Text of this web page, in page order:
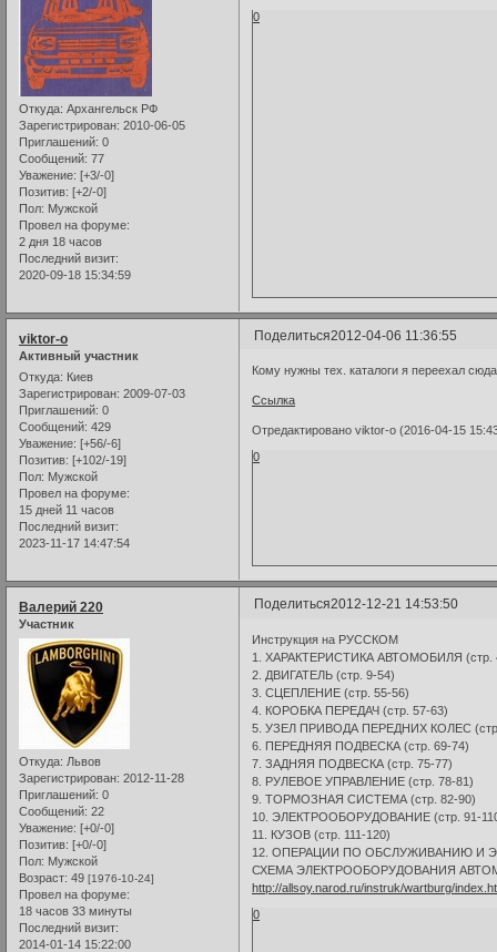
Откуда: Архангельск РФ
Зарегистрирован: 2010-06-05
Приглашений: 0
Сообщений: 77
Уважение: [+3/-0]
Позитив: [+2/-0]
Пол: Мужской
Провел на форуме:
2 дня 18 часов
Последний визит:
2020-09-18 15:34:59
0
Поделиться2012-04-06 11:36:55
viktor-o
Активный участник
Откуда: Киев
Зарегистрирован: 2009-07-03
Приглашений: 0
Сообщений: 429
Уважение: [+56/-6]
Позитив: [+102/-19]
Пол: Мужской
Провел на форуме:
15 дней 11 часов
Последний визит:
2023-11-17 14:47:54
Кому нужны тех. каталоги я переехал сюда
Ссылка
Отредактировано viktor-o (2016-04-15
0
Поделиться2012-12-21 14:53:50
Валерий 220
Участник
Откуда: Львов
Зарегистрирован: 2012-11-28
Приглашений: 0
Сообщений: 22
Уважение: [+0/-0]
Позитив: [+0/-0]
Пол: Мужской
Возраст: 49 [1976-10-24]
Провел на форуме:
18 часов 33 минуты
Последний визит:
2014-01-14 15:22:00
Инструкция на РУССКОМ
1. ХАРАКТЕРИСТИКА АВТОМОБИЛЯ (стр.
2. ДВИГАТЕЛЬ (стр. 9-54)
3. СЦЕПЛЕНИЕ (стр. 55-56)
4. КОРОБКА ПЕРЕДАЧ (стр. 57-63)
5. УЗЕЛ ПРИВОДА ПЕРЕДНИХ КОЛЕС
6. ПЕРЕДНЯЯ ПОДВЕСКА (стр. 69-74)
7. ЗАДНЯЯ ПОДВЕСКА (стр. 75-77)
8. РУЛЕВОЕ УПРАВЛЕНИЕ (стр. 78-81)
9. ТОРМОЗНАЯ СИСТЕМА (стр. 82-90)
10. ЭЛЕКТРООБОРУДОВАНИЕ (стр. 91-
11. КУЗОВ (стр. 111-120)
12. ОПЕРАЦИИ ПО ОБСЛУЖИВАНИЮ И
СХЕМА ЭЛЕКТРООБОРУДОВАНИЯ
http://allsoy.narod.ru/instruk/wartburg/
0